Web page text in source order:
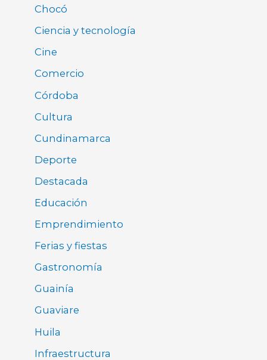
Chocó
Ciencia y tecnología
Cine
Comercio
Córdoba
Cultura
Cundinamarca
Deporte
Destacada
Educación
Emprendimiento
Ferias y fiestas
Gastronomía
Guainía
Guaviare
Huila
Infraestructura